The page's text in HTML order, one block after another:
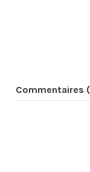
Commentaires